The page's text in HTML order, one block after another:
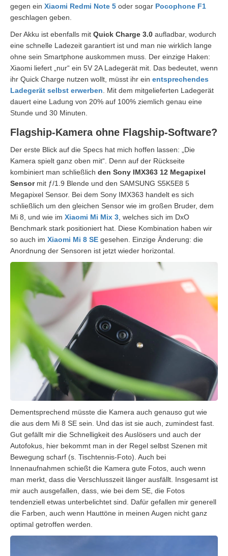
gegen ein Xiaomi Redmi Note 5 oder sogar Pocophone F1
geschlagen geben.
Der Akku ist ebenfalls mit Quick Charge 3.0 aufladbar, wodurch
eine schnelle Ladezeit garantiert ist und man nie wirklich lange
ohne sein Smartphone auskommen muss. Der einzige Haken:
Xiaomi liefert „nur“ ein 5V 2A Ladegerät mit. Das bedeutet, wenn
ihr Quick Charge nutzen wollt, müsst ihr ein entsprechendes
Ladegerät selbst erwerben . Mit dem mitgelieferten Ladegerät
dauert eine Ladung von 20% auf 100% ziemlich genau eine
Stunde und 30 Minuten.
Flagship-Kamera ohne Flagship-Software?
Der erste Blick auf die Specs hat mich hoffen lassen: „Die
Kamera spielt ganz oben mit“. Denn auf der Rückseite
kombiniert man schließlich den Sony IMX363 12 Megapixel
Sensormit ƒ/1.9 Blende und den SAMSUNG S5K5E8 5
Megapixel Sensor. Bei dem Sony IMX363 handelt es sich
schließlich um den gleichen Sensor wie im großen Bruder, dem
Mi 8, und wie im Xiaomi Mi Mix 3 , welches sich im DxO
Benchmark stark positioniert hat. Diese Kombination haben wir
so auch im Xiaomi Mi 8 SE gesehen. Einzige Änderung: die
Anordnung der Sensoren ist jetzt wieder horizontal.
Dementsprechend müsste die Kamera auch genauso gut wie
die aus dem Mi 8 SE sein. Und das ist sie auch, zumindest fast.
Gut gefällt mir die Schnelligkeit des Auslösers und auch der
Autofokus, hier bekommt man in der Regel selbst Szenen mit
Bewegung scharf (s. Tischtennis-Foto). Auch bei
Innenaufnahmen schießt die Kamera gute Fotos, auch wenn
man merkt, dass die Verschlusszeit länger ausfällt. Insgesamt ist
mir auch ausgefallen, dass, wie bei dem SE, die Fotos
tendenziell etwas unterbelichtet sind. Dafür gefallen mir generell
die Farben, auch wenn Hauttöne in meinen Augen nicht ganz
optimal getroffen werden.